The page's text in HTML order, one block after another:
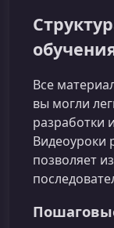
Все
вы могли
разработки
Видеоуроки
позволяет